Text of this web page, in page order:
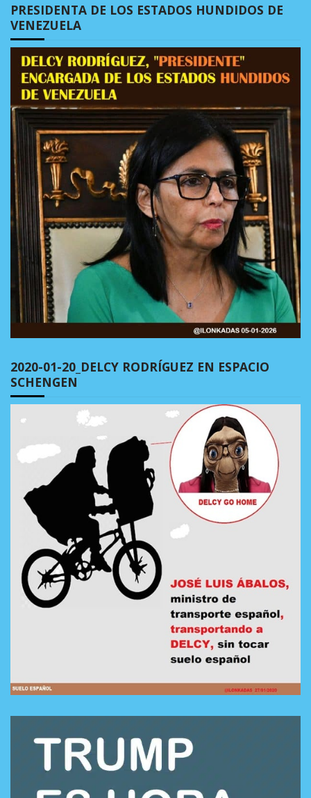
PRESIDENTA DE LOS ESTADOS HUNDIDOS DE
VENEZUELA
2020-01-20_DELCY RODRÍGUEZ EN ESPACIO
SCHENGEN